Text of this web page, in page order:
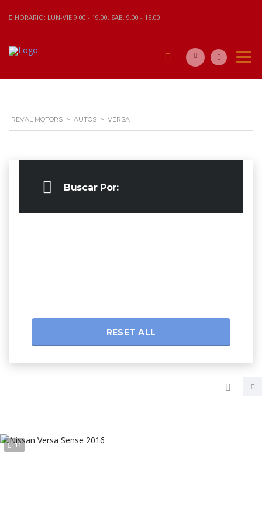
HORARIO: LUN-VIE 9.00 - 19.00. SAB. 9.00 - 15.00
REVAL MOTORS > AUTOS > VERSA
Buscar Por:
RESET ALL
11